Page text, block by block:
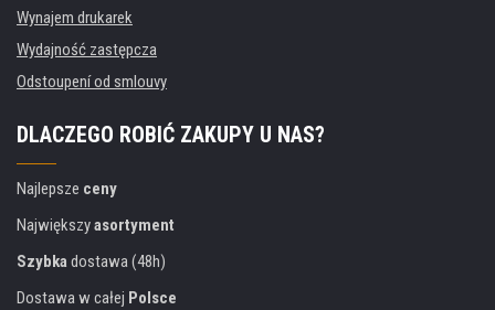
Wynajem drukarek
Wydajność zastępcza
Odstoupení od smlouvy
DLACZEGO ROBIĆ ZAKUPY U NAS?
Najlepsze ceny
Największyasortyment
Szybkadostawa (48h)
Dostawa w całej Polsce